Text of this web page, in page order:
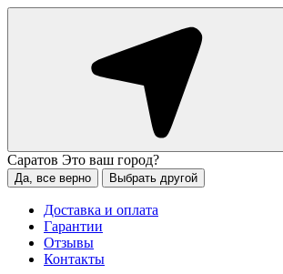
Саратов Это ваш город?
Да, все верно Выбрать другой
Доставка и оплата
Гарантии
Отзывы
Контакты